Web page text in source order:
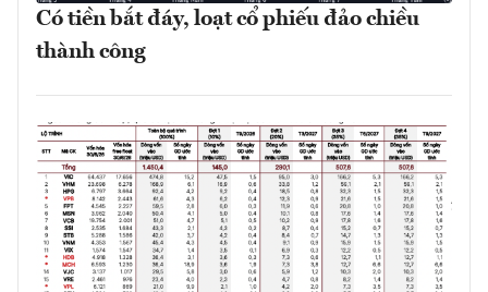
Có tiền bắt đáy, loạt cổ phiếu đảo chiều
thành công